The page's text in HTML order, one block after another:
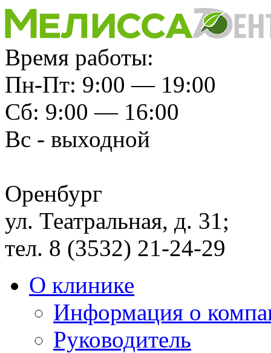
Время работы:
Пн-Пт: 9:00 — 19:00
Сб: 9:00 — 16:00
Вс - выходной
Оренбург
ул. Театральная, д. 31;
тел. 8 (3532) 21-24-29
О клинике
Информация о
Руководитель